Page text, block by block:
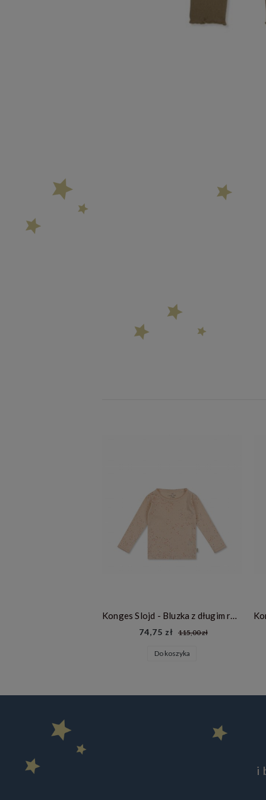
Konges Slojd - Bluzka z długim rękawem Minnie z organicznej bawełny pointelle - ETOILE
74,75 zł 115,00 zł
Do koszyka
i